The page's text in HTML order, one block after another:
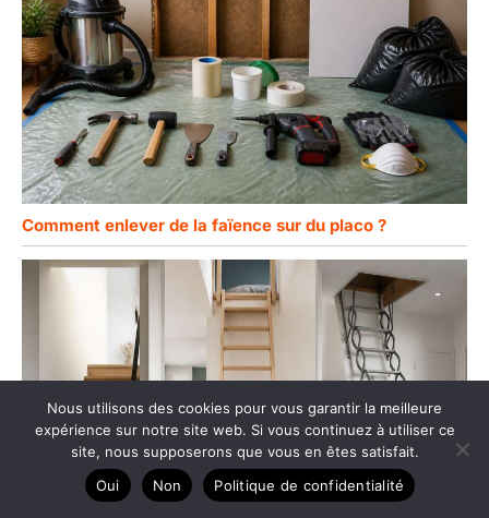
Comment enlever de la faïence sur du placo ?
Nous utilisons des cookies pour vous garantir la meilleure
expérience sur notre site web. Si vous continuez à utiliser ce
site, nous supposerons que vous en êtes satisfait.
Oui
Non Politique de confidentialité